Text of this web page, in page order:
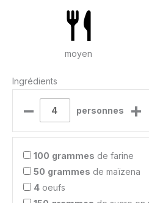
moyen
Ingrédients
– personnes +
100 grammes de farine
50 grammes de maïzena
4 oeufs